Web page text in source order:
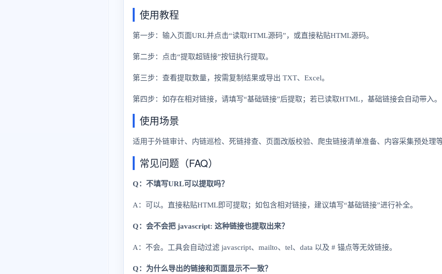
使用教程
第一步：输入页面URL并点击“读取HTML源码”，或直接粘贴HTML源码。
第二步：点击“提取超链接”按钮执行提取。
第三步：查看提取数量，按需复制结果或导出 TXT、Excel。
第四步：如存在相对链接，请填写“基础链接”后提取；若已读取HTML，基础链接会自动带入。
使用场景
适用于外链审计、内链巡检、死链排查、页面改版校验、爬虫链接清单准备、内容采集预处理等
常见问题（FAQ）
Q：不填写URL可以提取吗？
A：可以。直接粘贴HTML即可提取；如包含相对链接，建议填写“基础链接”进行补全。
Q：会不会把 javascript: 这种链接也提取出来？
A：不会。工具会自动过滤 javascript、mailto、tel、data 以及 # 锚点等无效链接。
Q：为什么导出的链接和页面显示不一致？